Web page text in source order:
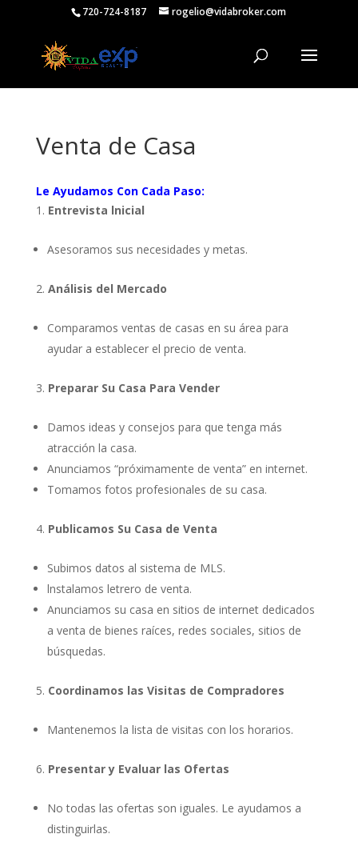
720-724-8187 rogelio@vidabroker.com
Venta de Casa
Le Ayudamos Con Cada Paso:
Entrevista lnicial
Asesoramos sus necesidades y metas.
Análisis del Mercado
Comparamos ventas de casas en su área para
ayudar a establecer el precio de venta.
Preparar Su Casa Para Vender
Damos ideas y consejos para que tenga más
atracción la casa.
Anunciamos “próximamente de venta” en internet.
Tomamos fotos profesionales de su casa.
Publicamos Su Casa de Venta
Subimos datos al sistema de MLS.
lnstalamos letrero de venta.
Anunciamos su casa en sitios de internet dedicados
a venta de bienes raíces, redes sociales, sitios de
búsquedas.
Coordinamos las Visitas de Compradores
Mantenemos la lista de visitas con los horarios.
Presentar y Evaluar las Ofertas
No todas las ofertas son iguales. Le ayudamos a
distinguirlas.